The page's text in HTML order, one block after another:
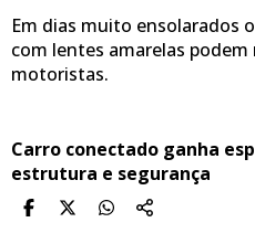
Em dias muito ensolarados
com lentes amarelas
motoristas.
Carro conectado ganha
estrutura e segurança